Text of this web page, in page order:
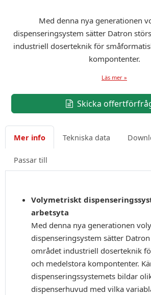
Med denna nya generationen
dispenseringsystem sätter Datron
industriell doserteknik för
kompontenter.
Läs mer »
Skicka
Mer info Tekniska data
Passar till
Volymetriskt
arbetsyta
Med denna nya generationen
dispenseringsystem sätter
området industriell doserteknik
och medelstora kompontenter.
dispenseringssystemets bildar
dispenserhuvud med vilka